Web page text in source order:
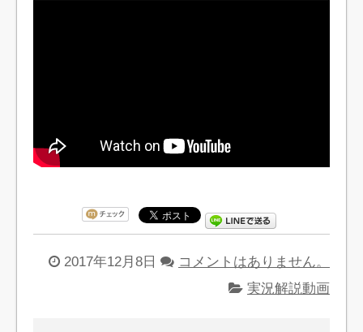
2017年12月8日
コメントはありません。
実況解説動画